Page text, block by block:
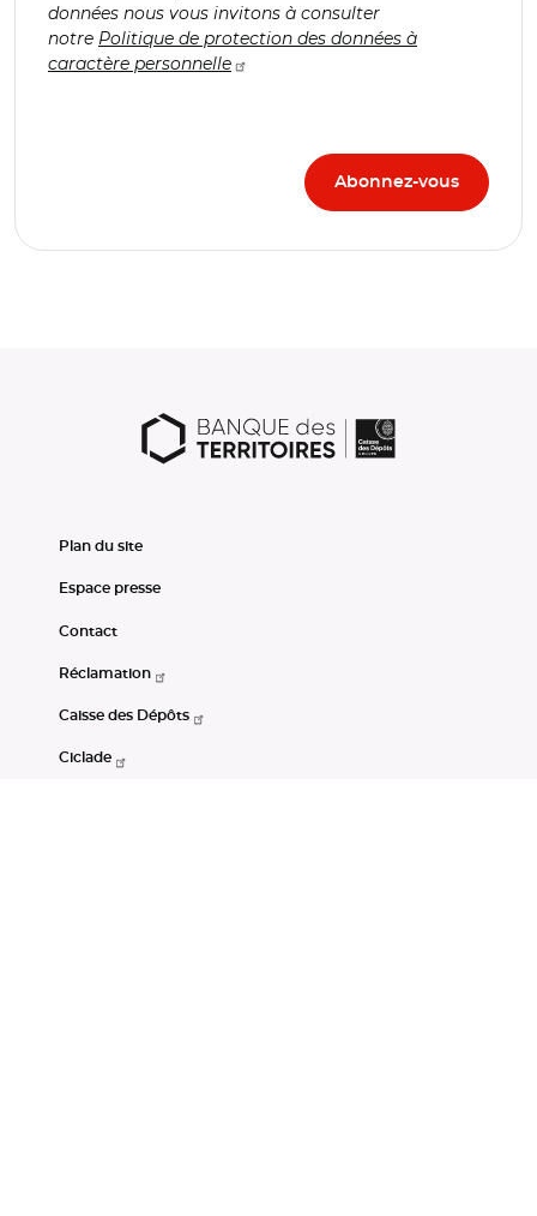
données nous vous invitons à consulter
notre Politique de protection des données à
caractère personnelle
Plan du site
Espace presse
Contact
Réclamation
Caisse des Dépôts
Ciclade